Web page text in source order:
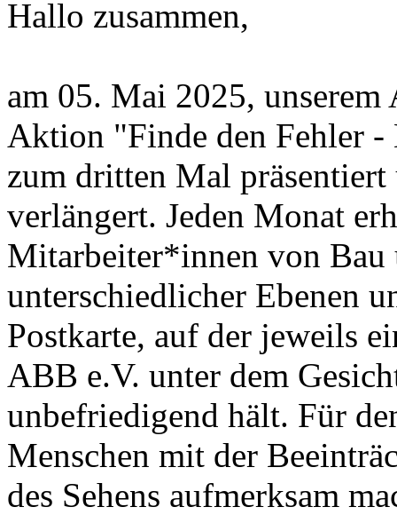
Hallo zusammen,
am 05. Mai 2025,
Aktion "Finde den Fehler -
zum dritten Mal
verlängert. Jeden Monat
Mitarbeiter*innen von Bau
unterschiedlicher Ebenen
Postkarte, auf der jeweils
ABB e.V. unter dem
unbefriedigend hält. Für
Menschen mit der
des Sehens aufmerksam